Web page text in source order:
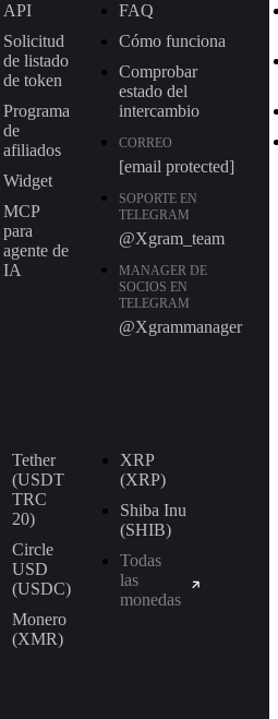
API
Solicitud
de listado
de token
Programa
de
afiliados
Widget
MCP
para
agente de
IA
FAQ
Cómo funciona
Comprobar
estado del
intercambio
CORREO
[email protected]
SOPORTE EN
TELEGRAM
@Xgram_team
MANAGER DE
SOCIOS EN
TELEGRAM
@Xgrammanager
Tether
(USDT
TRС
20)
Circle
USD
(USDC)
Monero
(XMR)
XRP
(XRP)
Shiba Inu
(SHIB)
Todas
las
monedas